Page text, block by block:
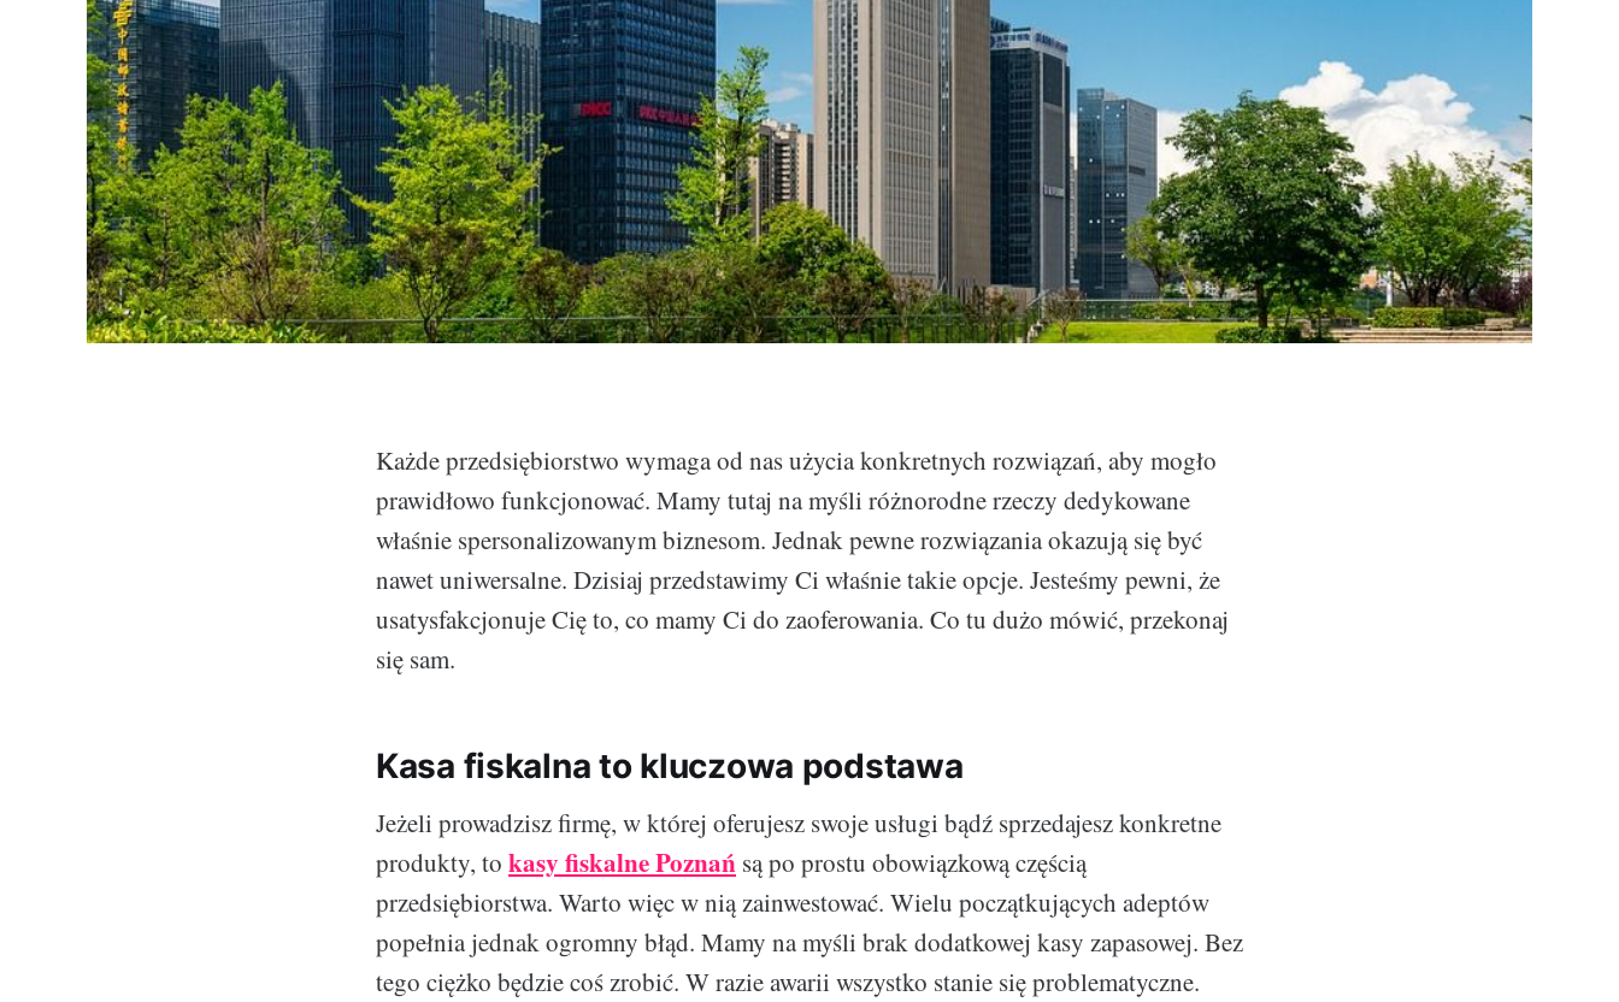
Każde przedsiębiorstwo wymaga od nas użycia konkretnych rozwiązań, aby mogło
prawidłowo funkcjonować. Mamy tutaj na myśli różnorodne rzeczy dedykowane
właśnie spersonalizowanym biznesom. Jednak pewne rozwiązania okazują się być
nawet uniwersalne. Dzisiaj przedstawimy Ci właśnie takie opcje. Jesteśmy pewni, że
usatysfakcjonuje Cię to, co mamy Ci do zaoferowania. Co tu dużo mówić, przekonaj
się sam.
Kasa fiskalna to kluczowa podstawa
Jeżeli prowadzisz firmę, w której oferujesz swoje usługi bądź sprzedajesz konkretne
produkty, to kasy fiskalne Poznań są po prostu obowiązkową częścią
przedsiębiorstwa. Warto więc w nią zainwestować. Wielu początkujących adeptów
popełnia jednak ogromny błąd. Mamy na myśli brak dodatkowej kasy zapasowej. Bez
tego ciężko będzie coś zrobić. W razie awarii wszystko stanie się problematyczne.